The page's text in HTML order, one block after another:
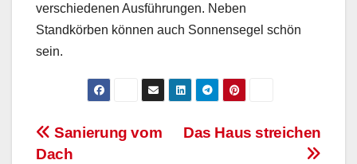
verschiedenen Ausführungen. Neben
Standkörben können auch Sonnensegel schön
sein.
Beitrags-
Das Haus streichen
Sanierung vom
Dach